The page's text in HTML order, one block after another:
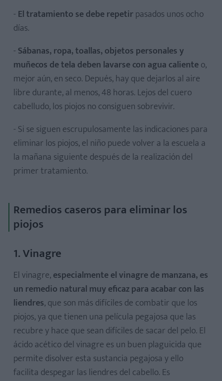
- El tratamiento se debe repetirpasados unos ocho
días.
- Sábanas, ropa, toallas, objetos personales y
muñecos de tela deben lavarse con agua calienteo,
mejor aún, en seco. Depués, hay que dejarlos al aire
libre durante, al menos, 48 horas. Lejos del cuero
cabelludo, los piojos no consiguen sobrevivir.
- Si se siguen escrupulosamente las indicaciones para
eliminar los piojos, el niño puede volver a la escuela a
la mañana siguiente después de la realización del
primer tratamiento.
Remedios caseros para eliminar los
piojos
1. Vinagre
El vinagre,especialmente el vinagre de manzana, es
un remedio natural muy eficaz para acabar con las
liendres, que son más difíciles de combatir que los
piojos, ya que tienen una película pegajosa que las
recubre y hace que sean difíciles de sacar del pelo. El
ácido acético del vinagre es un buen plaguicida que
permite disolver esta sustancia pegajosa y ello
facilita despegar las liendres del cabello. Es